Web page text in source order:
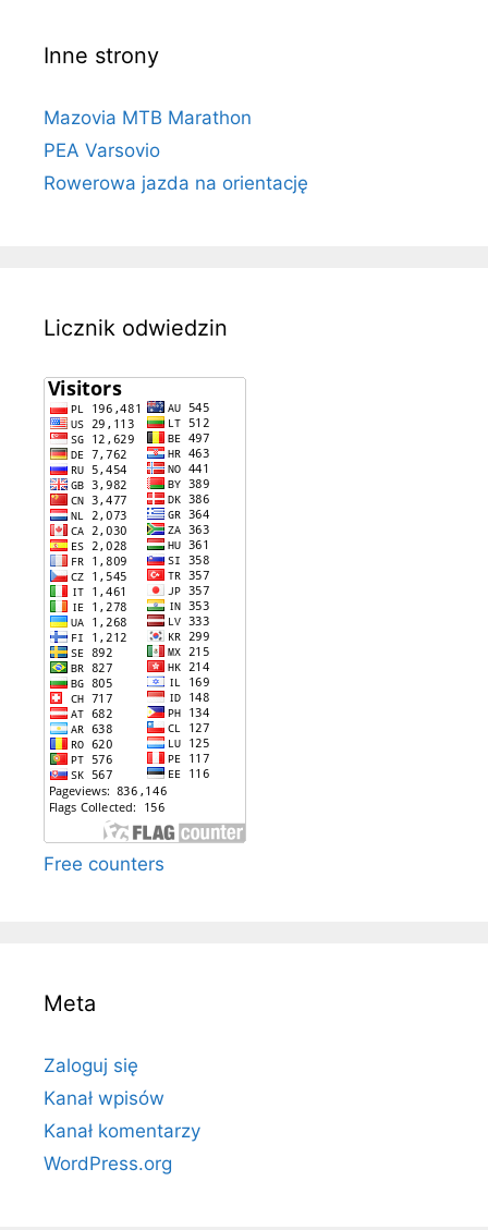
Inne strony
Mazovia MTB Marathon
PEA Varsovio
Rowerowa jazda na orientację
Licznik odwiedzin
Free counters
Meta
Zaloguj się
Kanał wpisów
Kanał komentarzy
WordPress.org